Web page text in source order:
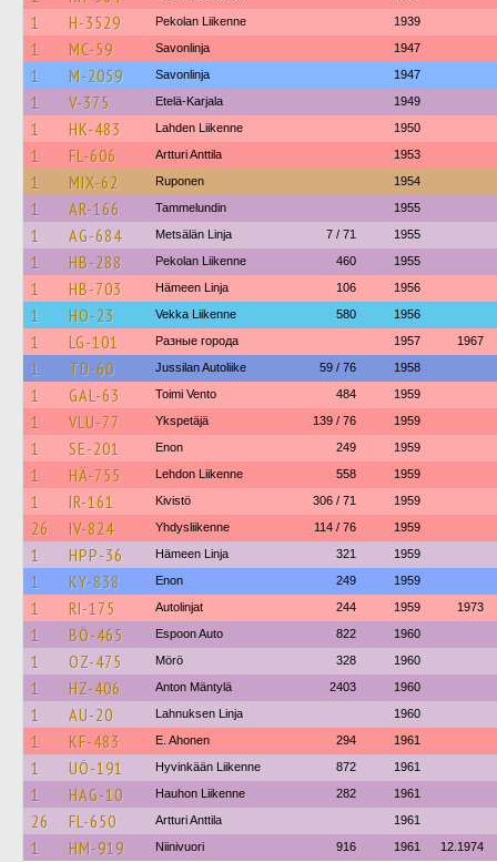
1 H-3529 Pekolan Liikenne 1939
1 MC-59 Savonlinja 1947
1 M-2059 Savonlinja 1947
1 V-375 Etelä-Karjala 1949
1 HK-483 Lahden Liikenne 1950
1 FL-606 Artturi Anttila 1953
1 MIX-62 Ruponen 1954
1 AR-166 Tammelundin 1955
1 AG-684 Metsälän Linja 7 / 71 1955
1 HB-288 Pekolan Liikenne 460 1955
1 HB-703 Hämeen Linja 106 1956
1 HO-23 Vekka Liikenne 580 1956
1 LG-101 Разные города 1957 1967
1 TD-60 Jussilan Autoliike 59 / 76 1958
1 GAL-63 Toimi Vento 484 1959
1 VLU-77 Ykspetäjä 139 / 76 1959
1 SE-201 Enon 249 1959
1 HÄ-755 Lehdon Liikenne 558 1959
1 IR-161 Kivistö 306 / 71 1959
26 IV-824 Yhdysliikenne 114 / 76 1959
1 HPP-36 Hämeen Linja 321 1959
1 KY-838 Enon 249 1959
1 RI-175 Autolinjat 244 1959 1973
1 BÖ-465 Espoon Auto 822 1960
1 OZ-475 Mörö 328 1960
1 HZ-406 Anton Mäntylä 2403 1960
1 AU-20 Lahnuksen Linja 1960
1 KF-483 E. Ahonen 294 1961
1 UÖ-191 Hyvinkään Liikenne 872 1961
1 HAG-10 Hauhon Liikenne 282 1961
26 FL-650 Artturi Anttila 1961
1 HM-919 Niinivuori 916 1961 12.1974